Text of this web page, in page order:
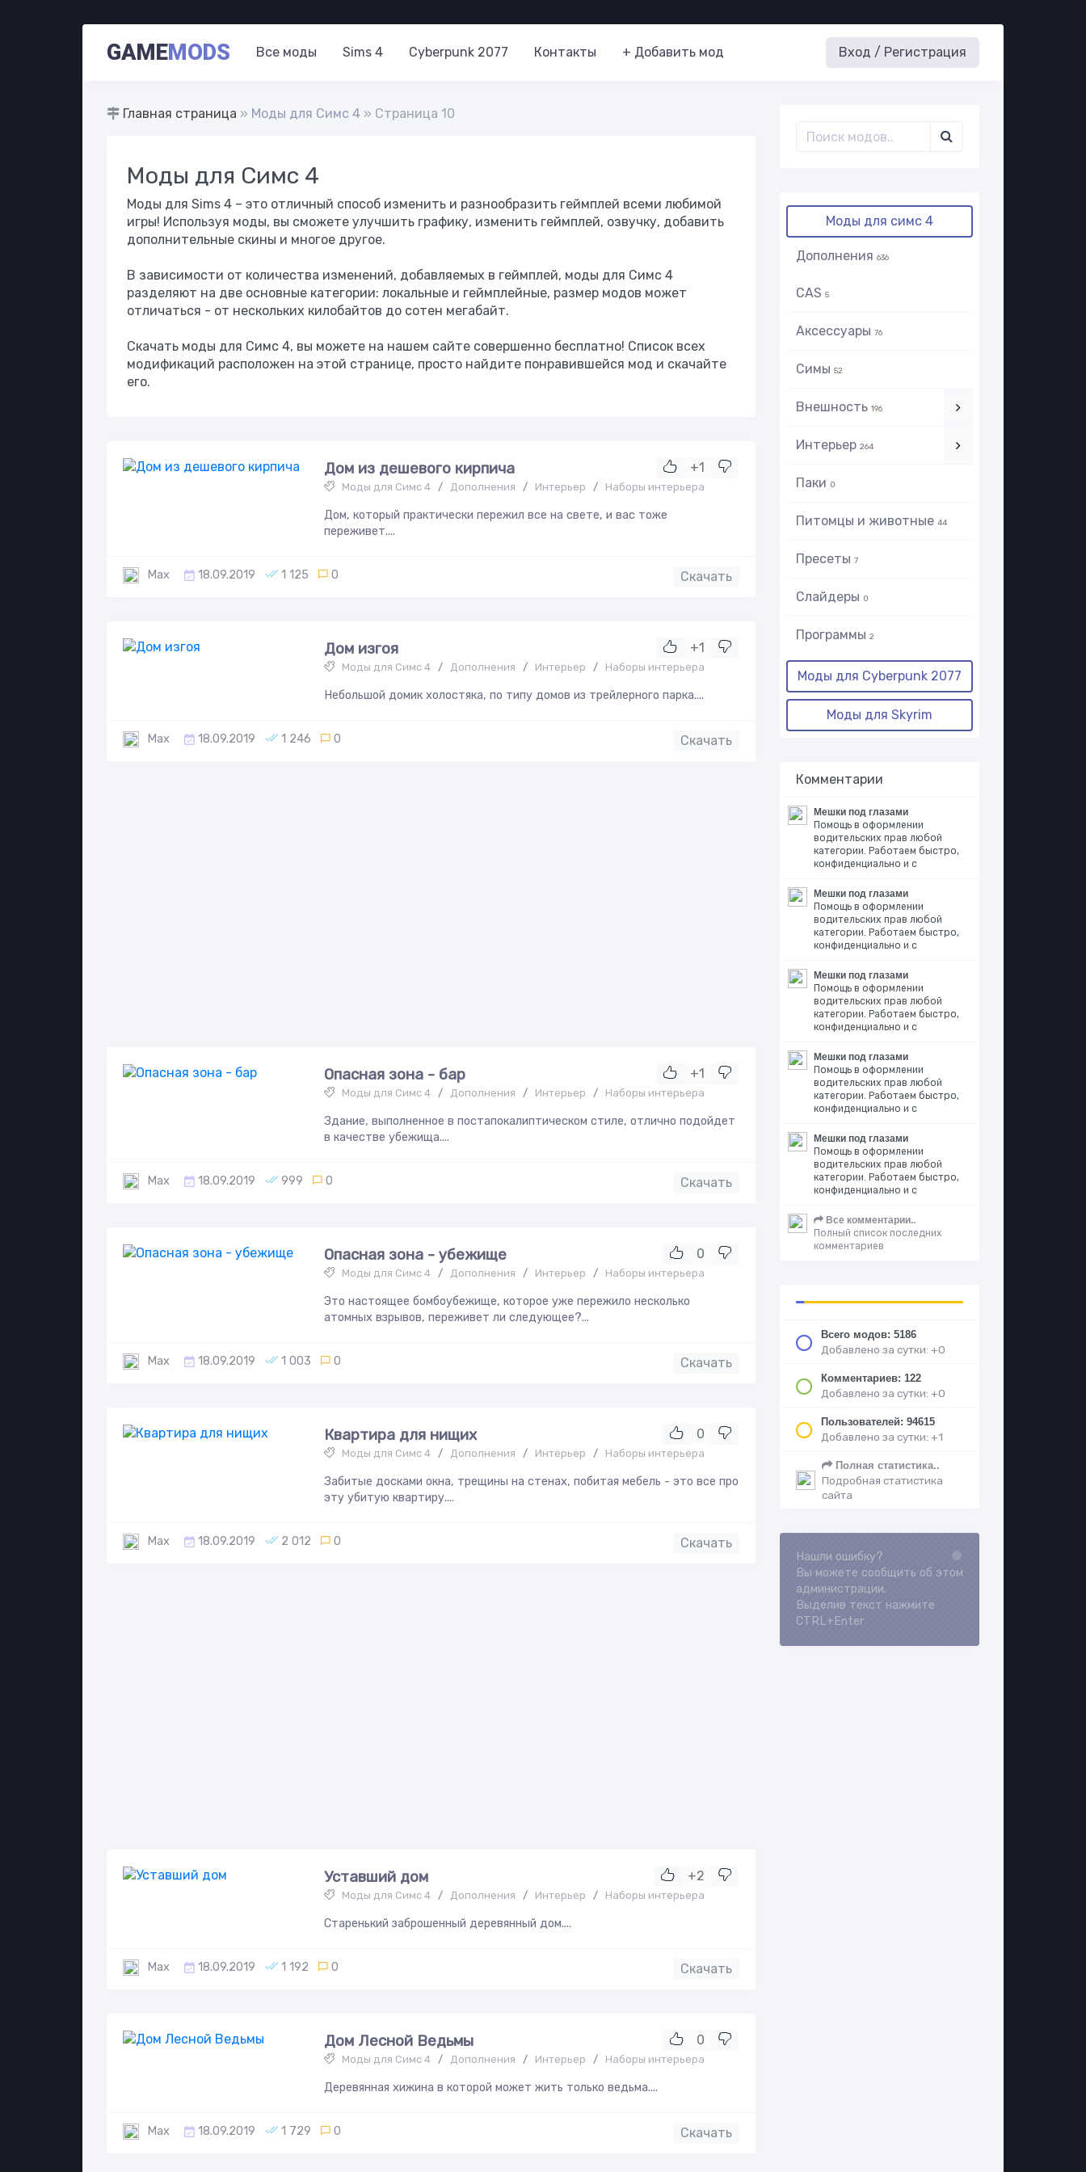
GAMEMODS Все моды Sims 4 Cyberpunk 2077 Контакты + Добавить мод Вход / Регистрация
Главная страница » Моды для Симс 4 » Страница 10
Моды для Симс 4
Моды для Sims 4 – это отличный способ изменить и разнообразить геймплей всеми любимой
игры! Используя моды, вы сможете улучшить графику, изменить геймплей, озвучку, добавить
дополнительные скины и многое другое.
В зависимости от количества изменений, добавляемых в геймплей, моды для Симс 4
разделяют на две основные категории: локальные и геймплейные, размер модов может
отличаться - от нескольких килобайтов до сотен мегабайт.
Скачать моды для Симс 4, вы можете на нашем сайте совершенно бесплатно! Список всех
модификаций расположен на этой странице, просто найдите понравившейся мод и скачайте
его.
+1
Дом из дешевого кирпича
Моды для Симс 4 / Дополнения / Интерьер / Наборы интерьера
Дом, который практически пережил все на свете, и вас тоже
переживет....
Max 18.09.2019 1 125 0 Скачать
+1
Дом изгоя
Моды для Симс 4 / Дополнения / Интерьер / Наборы интерьера
Небольшой домик холостяка, по типу домов из трейлерного парка....
Max 18.09.2019 1 246 0 Скачать
+1
Опасная зона - бар
Моды для Симс 4 / Дополнения / Интерьер / Наборы интерьера
Здание, выполненное в постапокалиптическом стиле, отлично подойдет
в качестве убежища....
Max 18.09.2019 999 0 Скачать
0
Опасная зона - убежище
Моды для Симс 4 / Дополнения / Интерьер / Наборы интерьера
Это настоящее бомбоубежище, которое уже пережило несколько
атомных взрывов, переживет ли следующее?...
Max 18.09.2019 1 003 0 Скачать
0
Квартира для нищих
Моды для Симс 4 / Дополнения / Интерьер / Наборы интерьера
Забитые досками окна, трещины на стенах, побитая мебель - это все про
эту убитую квартиру....
Max 18.09.2019 2 012 0 Скачать
+2
Уставший дом
Моды для Симс 4 / Дополнения / Интерьер / Наборы интерьера
Старенький заброшенный деревянный дом....
Max 18.09.2019 1 192 0 Скачать
0
Дом Лесной Ведьмы
Моды для Симс 4 / Дополнения / Интерьер / Наборы интерьера
Деревянная хижина в которой может жить только ведьма....
Max 18.09.2019 1 729 0 Скачать
Моды для симс 4
Дополнения 636
CAS 5
Аксессуары 76
Симы 52
Внешность 196
Интерьер 264
Паки 0
Питомцы и животные 44
Пресеты 7
Слайдеры 0
Программы 2
Моды для Cyberpunk 2077
Моды для Skyrim
Комментарии
Мешки под глазами
Помощь в оформлении
водительских прав любой
категории. Работаем быстро,
конфиденциально и с
Мешки под глазами
Помощь в оформлении
водительских прав любой
категории. Работаем быстро,
конфиденциально и с
Мешки под глазами
Помощь в оформлении
водительских прав любой
категории. Работаем быстро,
конфиденциально и с
Мешки под глазами
Помощь в оформлении
водительских прав любой
категории. Работаем быстро,
конфиденциально и с
Мешки под глазами
Помощь в оформлении
водительских прав любой
категории. Работаем быстро,
конфиденциально и с
Все комментарии..
Полный список последних
комментариев
Всего модов: 5186
Добавлено за сутки: +0
Комментариев: 122
Добавлено за сутки: +0
Пользователей: 94615
Добавлено за сутки: +1
Полная статистика..
Подробная статистика
сайта
Нашли ошибку?
Вы можете сообщить об этом
администрации.
Выделив текст нажмите
CTRL+Enter